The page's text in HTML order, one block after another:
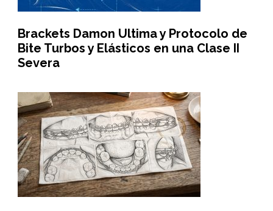
Brackets Damon Ultima y Protocolo de
Bite Turbos y Elásticos en una Clase II
Severa